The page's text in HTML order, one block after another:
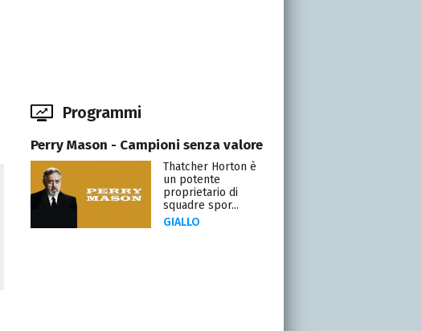
Programmi
Perry Mason - Campioni senza valore
Thatcher Horton è
un potente
proprietario di
squadre spor...
GIALLO